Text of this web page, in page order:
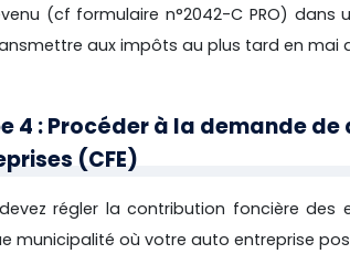
(cf formulaire n°2042-C PRO)
aux impôts au plus tard en mai
4 : Procéder à la demande
(CFE)
régler la contribution foncière des
municipalité où votre auto entreprise